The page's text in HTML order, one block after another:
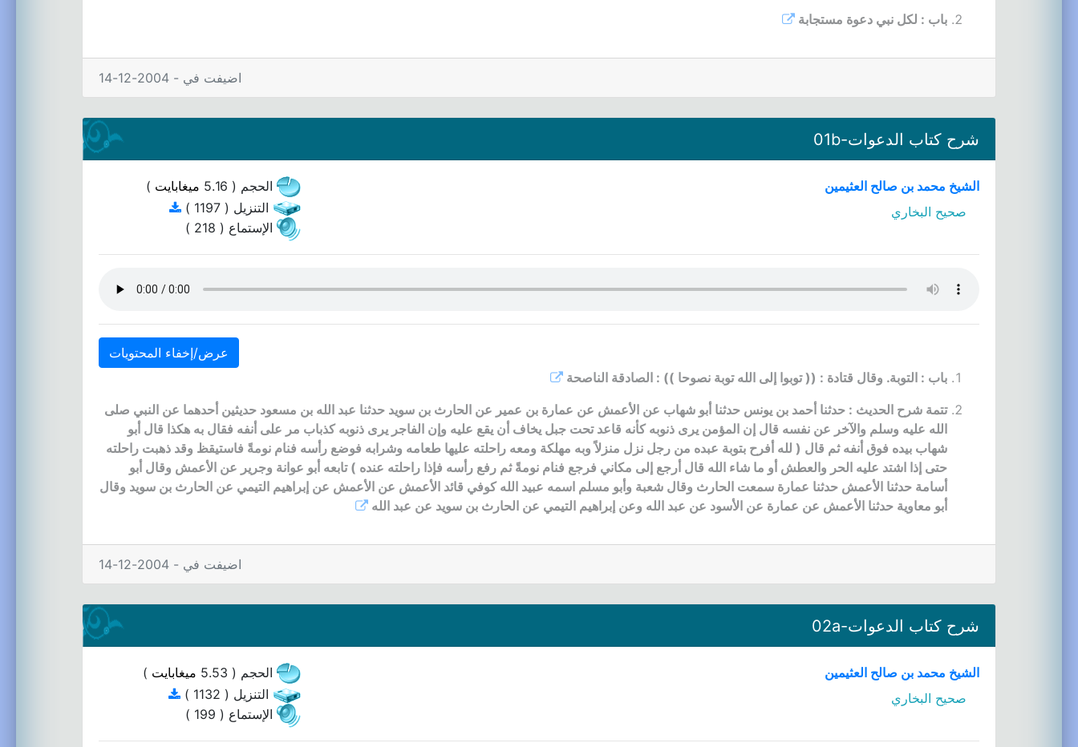
باب : لكل نبي دعوة مستجابة
اضيفت في - 2004-12-14
شرح كتاب الدعوات-01b
الشيخ محمد بن صالح العثيمين
صحيح البخاري
الحجم ( 5.16 ميغابايت )
التنزيل ( 1197 )
الإستماع ( 218 )
عرض/إخفاء المحتويات
باب : التوبة. وقال قتادة : (( توبوا إلى الله توبة نصوحا )) : الصادقة الناصحة
تتمة شرح الحديث : حدثنا أحمد بن يونس حدثنا أبو شهاب عن الأعمش عن عمارة بن عمير عن الحارث بن سويد حدثنا عبد الله بن مسعود حديثين أحدهما عن النبي صلى
الله عليه وسلم والآخر عن نفسه قال إن المؤمن يرى ذنوبه كأنه قاعد تحت جبل يخاف أن يقع عليه وإن الفاجر يرى ذنوبه كذباب مر على أنفه فقال به هكذا قال أبو
شهاب بيده فوق أنفه ثم قال ( لله أفرح بتوبة عبده من رجل نزل منزلاً وبه مهلكة ومعه راحلته عليها طعامه وشرابه فوضع رأسه فنام نومةً فاستيقظ وقد ذهبت راحلته
حتى إذا اشتد عليه الحر والعطش أو ما شاء الله قال أرجع إلى مكاني فرجع فنام نومةً ثم رفع رأسه فإذا راحلته عنده ) تابعه أبو عوانة وجرير عن الأعمش وقال أبو
أسامة حدثنا الأعمش حدثنا عمارة سمعت الحارث وقال شعبة وأبو مسلم اسمه عبيد الله كوفي قائد الأعمش عن الأعمش عن إبراهيم التيمي عن الحارث بن سويد وقال
أبو معاوية حدثنا الأعمش عن عمارة عن الأسود عن عبد الله وعن إبراهيم التيمي عن الحارث بن سويد عن عبد الله
اضيفت في - 2004-12-14
شرح كتاب الدعوات-02a
الشيخ محمد بن صالح العثيمين
صحيح البخاري
الحجم ( 5.53 ميغابايت )
التنزيل ( 1132 )
الإستماع ( 199 )